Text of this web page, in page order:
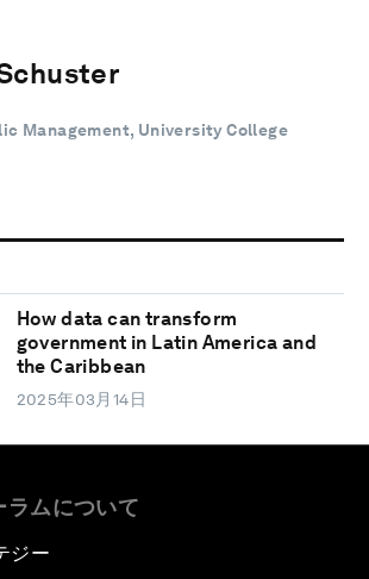
Management, University College
How data can transform
government in Latin America and
the Caribbean
2025年03月14日
ラムについて
ジー